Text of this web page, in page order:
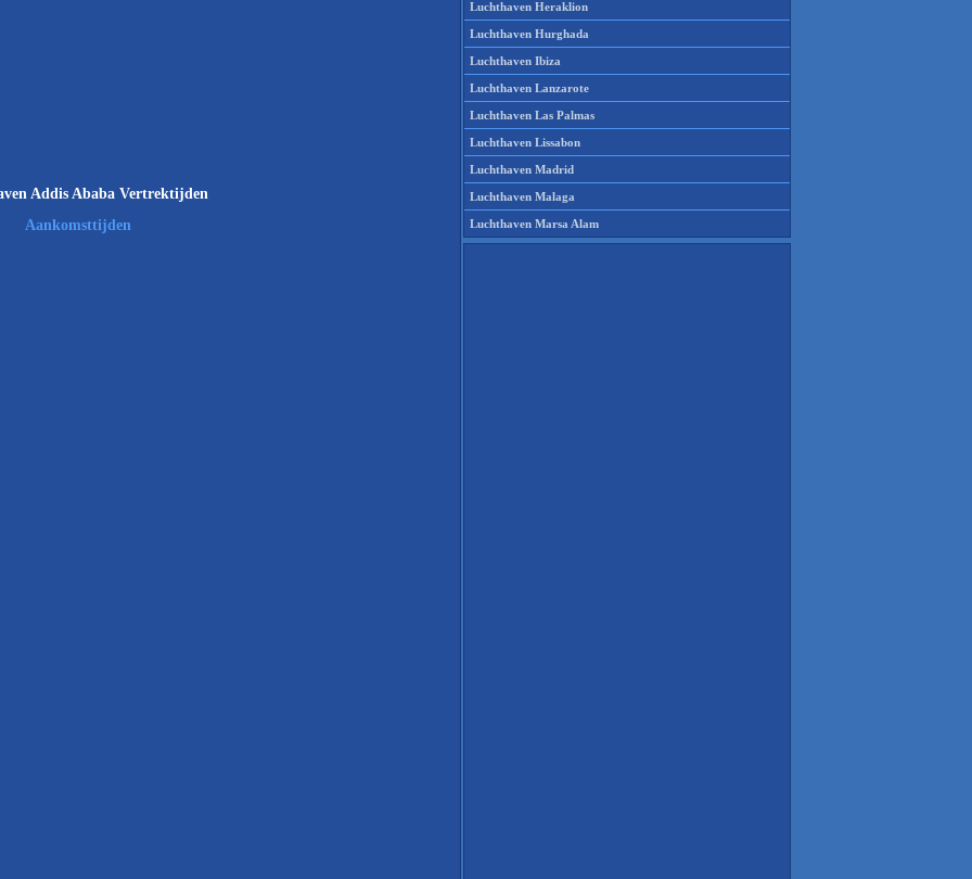
Addis Ababa Vertrektijden
Aankomsttijden
Luchthaven Heraklion
Luchthaven Hurghada
Luchthaven Ibiza
Luchthaven Lanzarote
Luchthaven Las Palmas
Luchthaven Lissabon
Luchthaven Madrid
Luchthaven Malaga
Luchthaven Marsa Alam